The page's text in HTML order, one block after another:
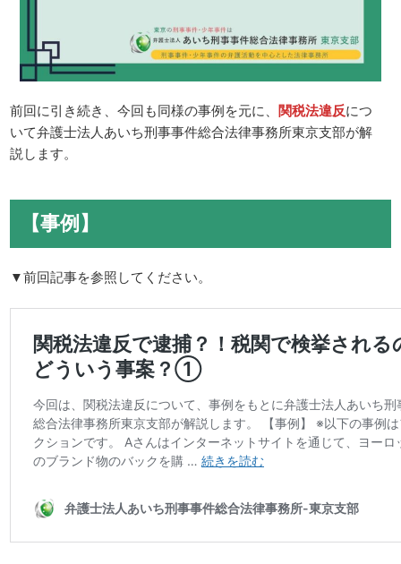
前回に引き続き、今回も同様の事例を元に、関税法違反につ
いて弁護士法人あいち刑事事件総合法律事務所東京支部が解
説します。
【事例】
▼前回記事を参照してください。